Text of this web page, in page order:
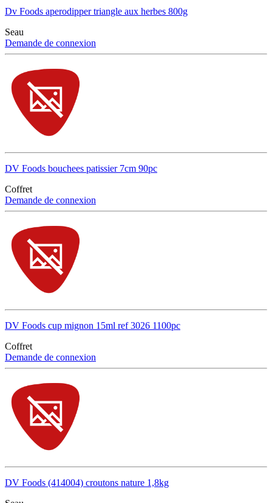
Dv Foods aperodipper triangle aux herbes 800g
Seau
Demande de connexion
DV Foods bouchees patissier 7cm 90pc
Coffret
Demande de connexion
DV Foods cup mignon 15ml ref 3026 1100pc
Coffret
Demande de connexion
DV Foods (414004) croutons nature 1,8kg